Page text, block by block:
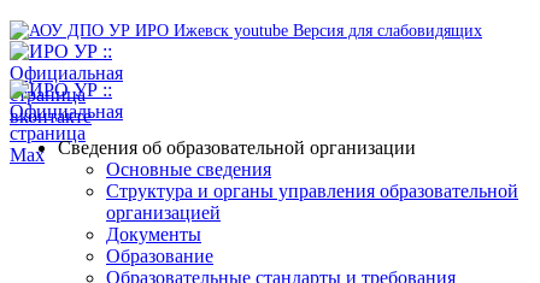
Версия для слабовидящих
Сведения об образовательной организации
Основные сведения
Структура и органы управления образовательной
организацией
Документы
Образование
Образовательные стандарты и требования